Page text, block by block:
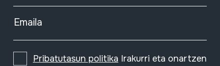
Emaila
Pribatutasun politika Irakurri eta onartzen